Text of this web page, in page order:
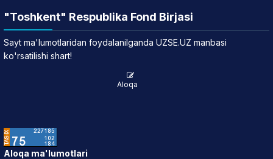
"Toshkent" Respublika Fond Birjasi
Sayt ma'lumotlaridan foydalanilganda UZSE.UZ manbasi
ko'rsatilishi shart!
Aloqa
Aloqa ma'lumotlari